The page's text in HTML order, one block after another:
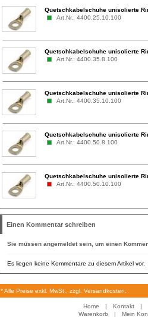
Quetschkabelschuhe unisolierte
Art.Nr.: 4400.25.10.100
Quetschkabelschuhe unisolierte
Art.Nr.: 4400.35.8.100
Quetschkabelschuhe unisolierte
Art.Nr.: 4400.35.10.100
Quetschkabelschuhe unisolierte
Art.Nr.: 4400.50.8.100
Quetschkabelschuhe unisolierte
Art.Nr.: 4400.50.10.100
Einen Kommentar schreiben
Sie müssen angemeldet sein, um einen
Es liegen keine Kommentare zu diesem Artikel vor.
* Alle Preise exkl. MwSt., zzgl. Versandkosten.
Home | Kontakt
|
Warenkorb
| Mein